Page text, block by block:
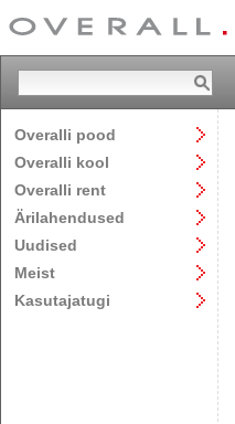
Overalli pood
Overalli kool
Overalli rent
Ärilahendused
Uudised
Meist
Kasutajatugi